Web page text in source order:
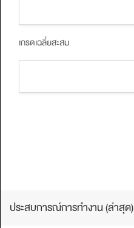
เกรดเฉลี่ยสะสม
ประสบการณ์การทํางาน (ล่าสุด)